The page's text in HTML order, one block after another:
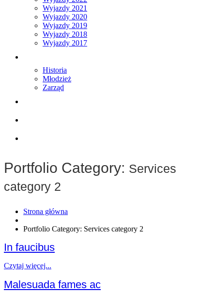
Wyjazdy 2021
Wyjazdy 2020
Wyjazdy 2019
Wyjazdy 2018
Wyjazdy 2017
Historia
Młodzież
Zarząd
Portfolio Category: Services
category 2
Strona główna
Portfolio Category: Services category 2
In faucibus
Czytaj więcej...
Malesuada fames ac